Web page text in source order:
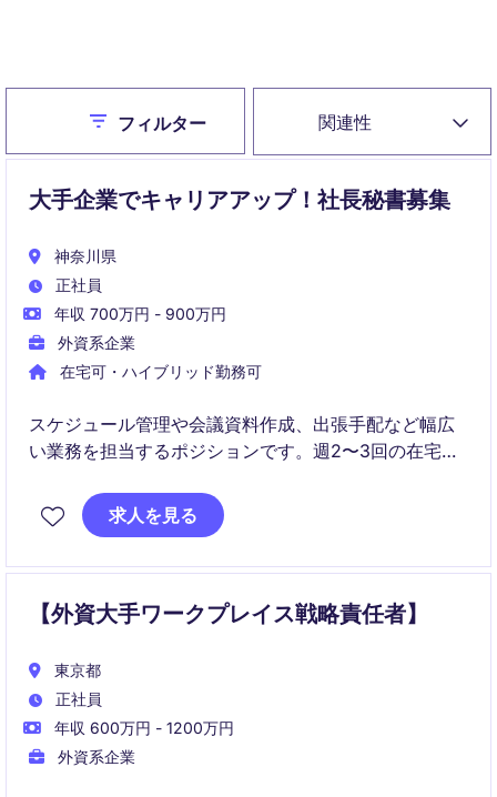
関連性
Closeフィルター
大手企業でキャリアアップ！社長秘書募集
神奈川県
正社員
年収 700万円 - 900万円
外資系企業
在宅可・ハイブリッド勤務可
スケジュール管理や会議資料作成、出張手配など幅広
い業務を担当するポジションです。週2〜3回の在宅勤
ます。
求人を見る
【外資大手ワークプレイス戦略責任者】
東京都
正社員
年収 600万円 - 1200万円
外資系企業